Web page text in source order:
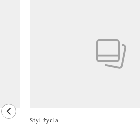
previous element
Styl życia